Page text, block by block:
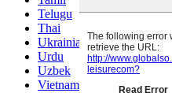
Telugu
Thai
Ukrainian
Urdu
Uzbek
Vietnamese